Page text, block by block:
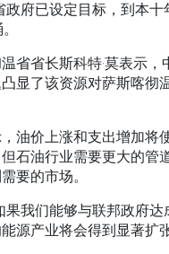
政府已设定目标，到本十
省省长斯科特·莫表示，
显了该资源对萨斯喀彻
油价上涨和支出增加将
石油行业需要更大的管
要的市场。
果我们能够与联邦政府
源产业将会得到显著扩